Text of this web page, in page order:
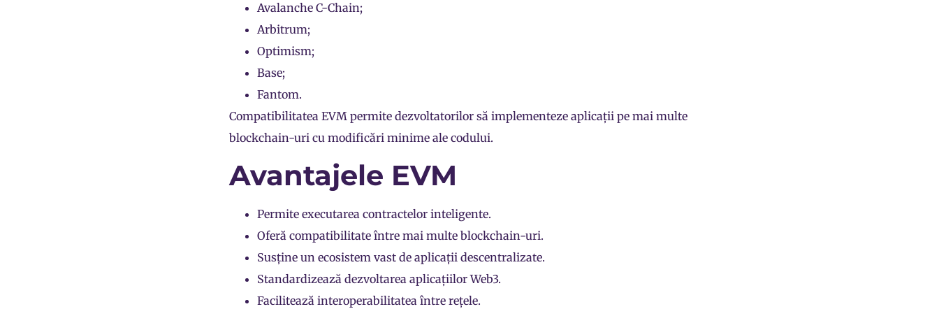
Avalanche C-Chain;
Arbitrum;
Optimism;
Base;
Fantom.
Compatibilitatea EVM permite dezvoltatorilor să implementeze aplicații pe mai multe
blockchain-uri cu modificări minime ale codului.
Avantajele EVM
Permite executarea contractelor inteligente.
Oferă compatibilitate între mai multe blockchain-uri.
Susține un ecosistem vast de aplicații descentralizate.
Standardizează dezvoltarea aplicațiilor Web3.
Facilitează interoperabilitatea între rețele.